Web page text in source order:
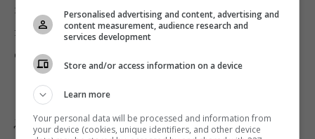
импровизации. И бывает, что шутка точно в цель
попадает, а бывает иначе. Соответственно,
формируются и рейтинги – то выше, то ниже.
Кто затмит пару Притула-Никитюк
Да, многие стебутся с того, что без Сергея Притулы
Personalised advertising and content, advertising and
content measurement, audience research and
services development
Store and/or access information on a device
Learn more
Your personal data will be processed and information from
your device (cookies, unique identifiers, and other device